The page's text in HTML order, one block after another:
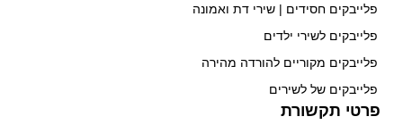
פלייבקים חסידים | שירי דת ואמונה
פלייבקים לשירי ילדים
פלייבקים מקוריים להורדה מהירה
פלייבקים של לשירים
פרטי תקשורת